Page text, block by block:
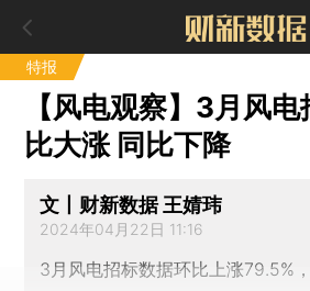
特报
【风电观察】3月风
比大涨 同比下降
文丨财新数据 王婧玮
2024年04月22日 11:16
3月风电招标数据环比上涨79.5%